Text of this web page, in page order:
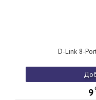
D-Link 8-
9